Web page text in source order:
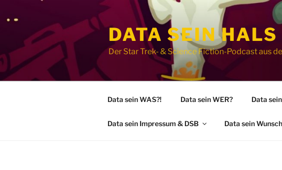
Inhalt
DATA SEIN HALS
Der Star Trek- & Science Fiction-Podcast aus
Data sein WAS?! Data sein WER? Data
Data sein Impressum & DSB Data sein